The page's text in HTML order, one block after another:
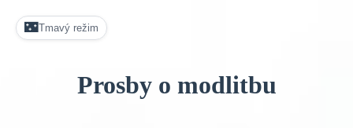
🌃Tmavý režim
Prosby o modlitbu